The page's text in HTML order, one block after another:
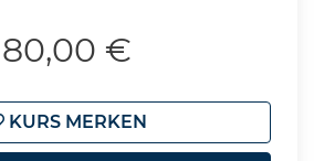
80,00 €
KURS MERKEN